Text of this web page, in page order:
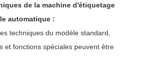
de la machine d'étiquetage
automatique :
techniques du modèle standard,
et fonctions spéciales peuvent être